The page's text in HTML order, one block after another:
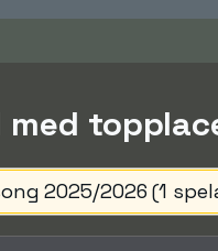
med